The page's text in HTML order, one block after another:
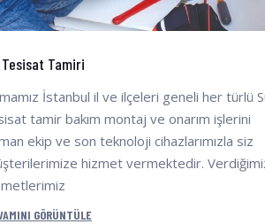
Tesisat Tamiri
İstanbul il ve ilçeleri geneli her türlü
tamir bakım montaj ve onarım işlerini
ekip ve son teknoloji cihazlarımızla siz
hizmet vermektedir.
GÖRÜNTÜLE